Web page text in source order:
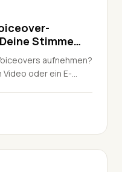
Stimme
aufnehmen?
Video oder ein E-
optimal